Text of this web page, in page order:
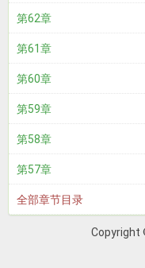
第62章
第61章
第60章
第59章
第58章
第57章
全部章节目录
Copyright